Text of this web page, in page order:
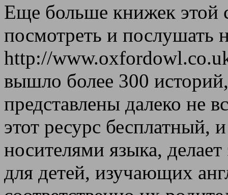
Еще больше книжек этой
посмотреть и послушать
http://
вышло более 300
представлены далеко не
этот ресурс бесплатный,
носителями языка,
для детей, изучающих